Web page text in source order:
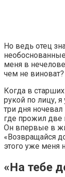
Но ведь отец
меня в
чем не виноват?
Когда в
рукой по лицу,
три дня
где прожил две
Он впервые в
«Возвращайся
этого уже меня
«На тебе